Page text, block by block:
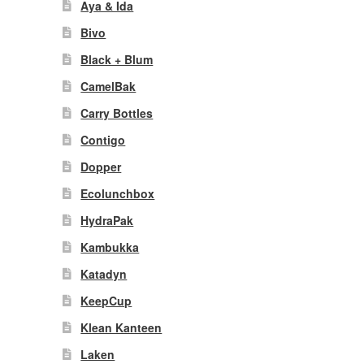
Aya & Ida
Bivo
Black + Blum
CamelBak
Carry Bottles
Contigo
Dopper
Ecolunchbox
HydraPak
Kambukka
Katadyn
KeepCup
Klean Kanteen
Laken